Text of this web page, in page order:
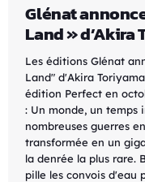
Glénat
Land » d’Akira
Les éditions Glénat
Land" d'Akira
édition Perfect en
: Un monde, un temps
nombreuses guerres
transformée en un
la denrée la plus rare.
pille les convois d'eau